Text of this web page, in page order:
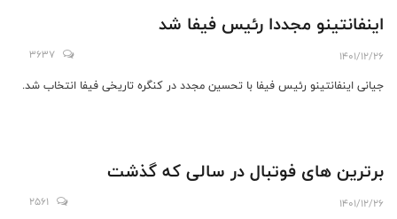
اینفانتینو مجددا رئیس فیفا شد
1401/12/26
3637
جیانی اینفانتینو رئیس فیفا با تحسین مجدد در کنگره تاریخی فیفا انتخاب شد.
برترین های فوتبال در سالی که گذشت
1401/12/26
2561